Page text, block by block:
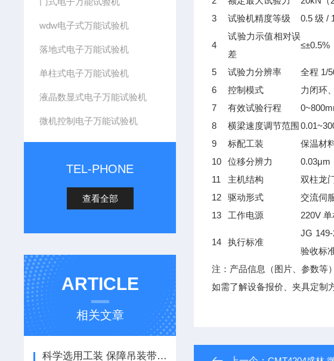
wdw电子式万能试验机
落地式电子万能试验机
单柱式电子万能试验机
液晶数显式电子万能试验机
微机控制电子万能试验机
TEL-PHONE
查看全部
ARTICLE
相关文章
科学选用工装 保障吊装带拉伸测试精准可靠
3
试验机精度等级 0.5 级 /
4
试验力示值相对误
差
≤±0.5%
5 试验力分辨率
全程 1/
6
控制模式
力闭环
7
有效试验行程
8
横梁速度调节范围
9
标配工装
保温材
10
位移分辨力
0.03μm
11
主机结构
双柱龙
12
驱动形式
交流伺
13
工作电源 220V
14 执行标准
JG
验收标
注：产品信息（图片、参数等
如需了解设备报价、夹具定制